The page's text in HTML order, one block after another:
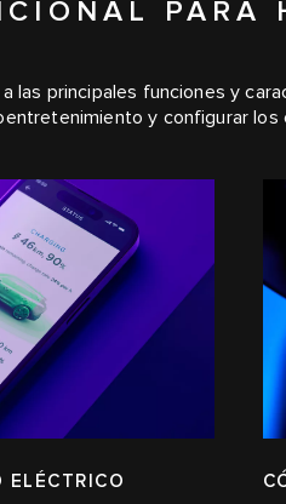
PARA
las principales funciones y
y configurar los
ELÉCTRICO